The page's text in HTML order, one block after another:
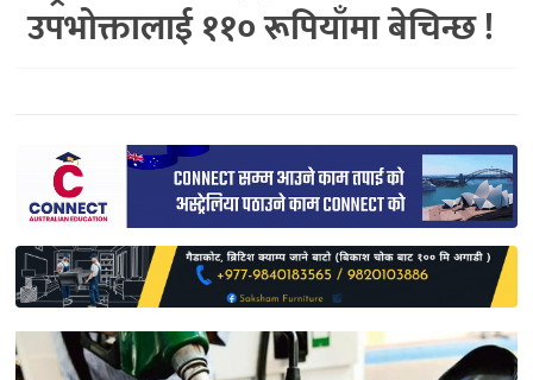
समाज
भिडियो
साहित्य
प्रदेश
English
उपभोक्तालाई ११० रूपियाँमा बेचिन्छ !